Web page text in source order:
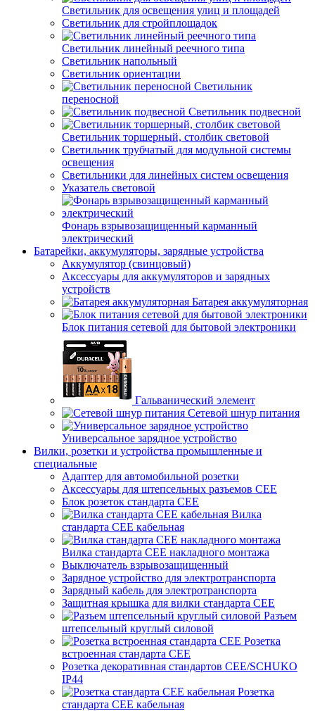
Светильник для освещения улиц и площадей
Светильник для стройплощадок
Светильник линейный реечного типа
Светильник напольный
Светильник ориентации
Светильник
переносной
Светильник подвесной
Светильник торшерный, столбик световой
Светильник трубчатый для модульной системы
освещения
Светильники для линейных систем освещения
Указатель световой
Фонарь взрывозащищенный карманный
электрический
Батарейки, аккумуляторы, зарядные устройства
Аккумулятор (свинцовый)
Аксессуары для аккумуляторов и зарядных
устройств
Батарея аккумуляторная
Блок питания сетевой для бытовой электроники
Гальванический элемент
Сетевой шнур питания
Универсальное зарядное устройство
Вилки, розетки и устройства промышленные и
специальные
Адаптер для автомобильной розетки
Аксессуары для штепсельных разъемов CEE
Блок розеток стандарта CEE
Вилка
стандарта CEE кабельная
Вилка стандарта CEE накладного монтажа
Выключатель взрывозащищенный
Зарядное устройство для электротранспорта
Зарядный кабель для электротранспорта
Защитная крышка для вилки стандарта CEE
Разъем
штепсельный круглый силовой
Розетка
встроенная стандарта CEE
Розетка декоративная стандартов CEE/SCHUKO
IP44
Розетка
стандарта СЕЕ кабельная